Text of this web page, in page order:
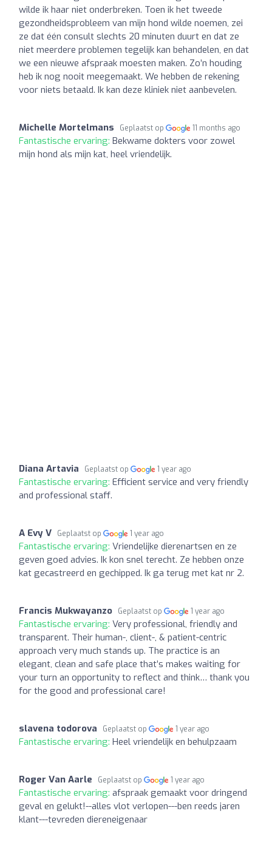
wilde ik haar niet onderbreken. Toen ik het tweede
gezondheidsprobleem van mijn hond wilde noemen, zei
ze dat één consult slechts 20 minuten duurt en dat ze
niet meerdere problemen tegelijk kan behandelen, en dat
we een nieuwe afspraak moesten maken. Zo’n houding
heb ik nog nooit meegemaakt. We hebben de rekening
voor niets betaald. Ik kan deze kliniek niet aanbevelen.
Michelle Mortelmans Geplaatst op 11 months ago
Fantastische ervaring: Bekwame dokters voor zowel
mijn hond als mijn kat, heel vriendelijk.
Diana Artavia Geplaatst op 1 year ago
Fantastische ervaring: Efficient service and very friendly
and professional staff.
A Evy V Geplaatst op 1 year ago
Fantastische ervaring: Vriendelijke dierenartsen en ze
geven goed advies. Ik kon snel terecht. Ze hebben onze
kat gecastreerd en gechipped. Ik ga terug met kat nr 2.
Francis Mukwayanzo Geplaatst op 1 year ago
Fantastische ervaring: Very professional, friendly and
transparent. Their human-, client-, & patient-centric
approach very much stands up. The practice is an
elegant, clean and safe place that’s makes waiting for
your turn an opportunity to reflect and think… thank you
for the good and professional care!
slavena todorova Geplaatst op 1 year ago
Fantastische ervaring: Heel vriendelijk en behulpzaam
Roger Van Aarle Geplaatst op 1 year ago
Fantastische ervaring: afspraak gemaakt voor dringend
geval en gelukt!--alles vlot verlopen---ben reeds jaren
klant---tevreden diereneigenaar